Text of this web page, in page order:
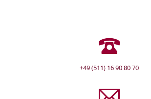
+49 (511) 16 90 80 70